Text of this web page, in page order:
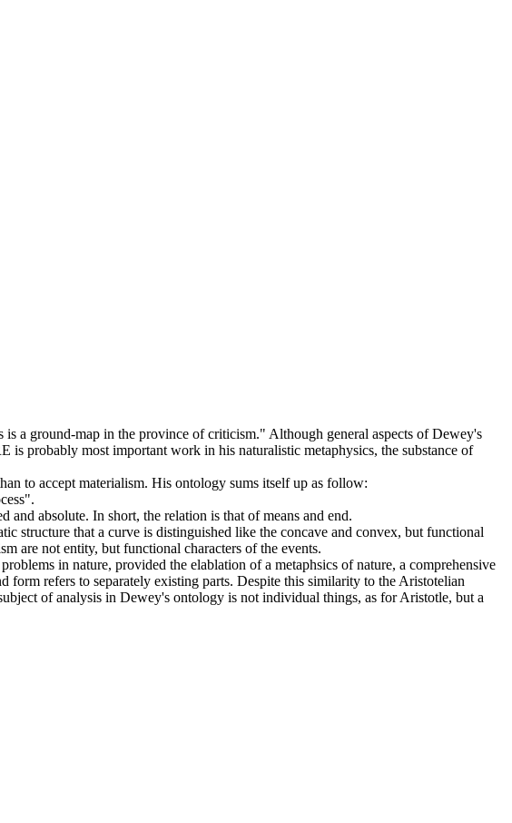
a ground-map in the province of criticism." Although general aspects of Dewey's
probably most important work in his naturalistic metaphysics, the substance of
to accept materialism. His ontology sums itself up as follow:
absolute. In short, the relation is that of means and end.
structure that a curve is distinguished like the concave and convex, but functional
are not entity, but functional characters of the events.
in nature, provided the elablation of a metaphsics of nature, a comprehensive
refers to separately existing parts. Despite this similarity to the Aristotelian
of analysis in Dewey's ontology is not individual things, as for Aristotle, but a